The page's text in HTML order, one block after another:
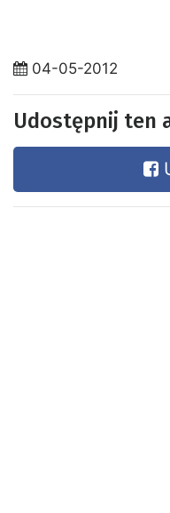
04-05-2012
Udostępnij ten